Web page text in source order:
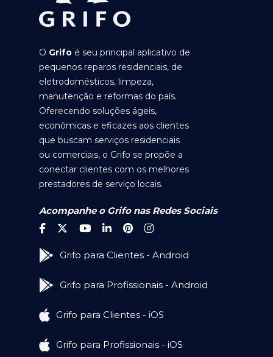
O Grifo é seu principal aplicativo de
pequenos reparos residenciais, de
eletrodomésticos, limpeza,
manutenção e reformas do país.
Oferecendo soluções ágeis,
econômicas e eficazes aos clientes
que buscam serviços residenciais
ou comerciais, o Grifo se propõe a
conectar clientes com os melhores
prestadores de serviço locais.
Acompanhe o Grifo nas Redes Sociais
Grifo para Clientes - Android
Grifo para Profissionais - Android
Grifo para Clientes - iOS
Grifo para Profissionais - iOS